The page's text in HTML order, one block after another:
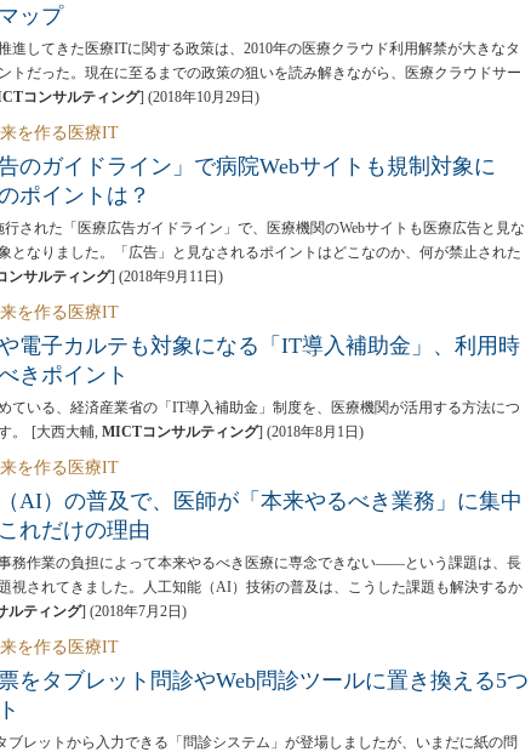
ップ
進してきた医療ITに関する政策は、2010年の医療クラウド利用解禁が大きなタ
トだった。現在に至るまでの政策の狙いを読み解きながら、医療クラウドサー
コンサルティング] (2018年10月29日 )
を作る医療IT
告のガイドライン」で病院Webサイトも規制対象に
ポイントは？
行された「医療広告ガイドライン」で、医療機関のWebサイトも医療広告と見な
となりました。「広告」と見なされるポイントはどこなのか、何が禁止された
ンサルティング] (2018年9月11日 )
を作る医療IT
電子カルテも対象になる「IT導入補助金」、利用時
きポイント
ている、経済産業省の「IT導入補助金」制度を、医療機関が活用する方法につ
。
[大西大輔, MICTコンサルティング] (2018年8月1日 )
を作る医療IT
AI）の普及で、医師が「本来やるべき業務」に集中
れだけの理由
務作業の負担によって本来やるべき医療に専念できない――という課題は、長
視されてきました。人工知能（AI）技術の普及は、こうした課題も解決するか
ルティング] (2018年7月2日 )
を作る医療IT
をタブレット問診やWeb問診ツールに置き換える5つ
ブレットから入力できる「問診システム」が登場しましたが、いまだに紙の問